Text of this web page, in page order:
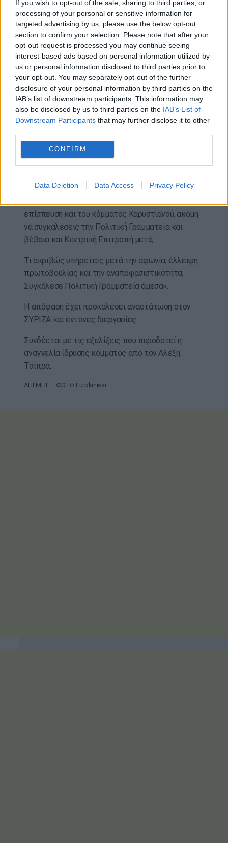
If you wish to opt-out of the sale, sharing to third parties, or
processing of your personal or sensitive information for
targeted advertising by us, please use the below opt-out
section to confirm your selection. Please note that after your
opt-out request is processed you may continue seeing
interest-based ads based on personal information utilized by
us or personal information disclosed to third parties prior to
your opt-out. You may separately opt-out of the further
disclosure of your personal information by third parties on the
IAB’s list of downstream participants. This information may
also be disclosed by us to third parties on the IAB’s List of
Downstream Participants that may further disclose it to other
CONFIRM
Data Deletion Data Access Privacy Policy
υποστηρίζει ότι μετά την συνέντευξη του Δημήτρη
Χατζησωκράτη που ζητά την αναστολή
λειτουργίας του ΣΥΡΙΖΑ και την αναγγελία
ίδρυσης κόμματος από τον Αλέξη Τσίπρα και τη
Μαρία Καρυστιανού ο πρόεδρος του κόμματος θα
έπρεπε να έχει συγκαλέσει τα όργανα του
κόμματος.
Συγκεκριμένα η ανάρτησή του έχει ως εξής:
Μετά απά αυτά τα δημοσιεύματα του
αχαρακτήριστου Χατζησωκράτη που προετίνει
παράδοση περιουσίας αφενός, και την αναγγελία
επίσπευση και του κόμματος Καρυστιανού, ακόμη
να συγκαλέσεις την Πολιτική Γραμματεία και
βέβαια και Κεντρική Επιτροπή μετά;
Τι ακριβώς υπηρετείς μετά την αφωνία, έλλειψη
πρωτοβουλίας και την αναποφασιστικότητα;
Συγκάλεσε Πολιτική Γραμματεία άμεσα».
Η απόφαση έχει προκαλέσει αναστάτωση στον
ΣΥΡΙΖΑ και έντονες διεργασίες.
Συνδέεται με τις εξελίξεις που πυροδοτεί η
αναγγελία ίδρυσης κόμματος από τον Αλέξη
Τσίπρα.
ΑΠΕΜΠΕ – ΦΩΤΟ:Eurokinissi